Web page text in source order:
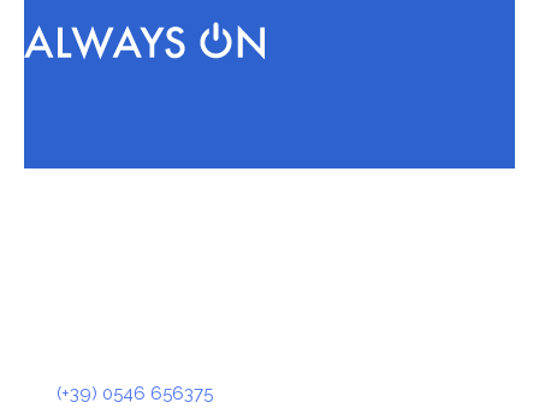
(+39) 0546 656375